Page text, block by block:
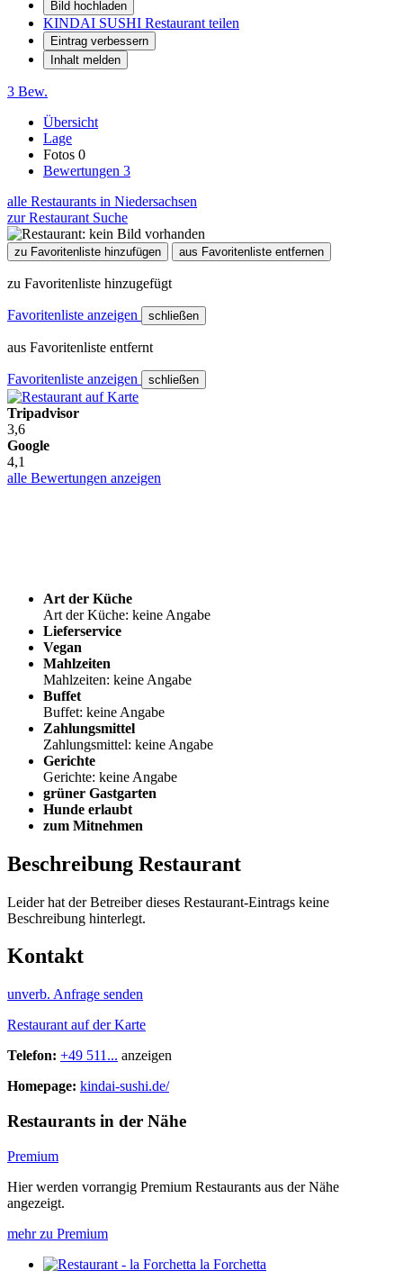
Bild hochladen
KINDAI SUSHI Restaurant teilen
Eintrag verbessern
Inhalt melden
3 Bew.
Übersicht
Lage
Fotos 0
Bewertungen 3
alle Restaurants in Niedersachsen
zur Restaurant Suche
zu Favoritenliste hinzufügen aus Favoritenliste entfernen
zu Favoritenliste hinzugefügt
Favoritenliste anzeigen schließen
aus Favoritenliste entfernt
Favoritenliste anzeigen schließen
Tripadvisor
3,6
Google
4,1
alle Bewertungen anzeigen
Art der Küche
Art der Küche: keine Angabe
Lieferservice
Vegan
Mahlzeiten
Mahlzeiten: keine Angabe
Buffet
Buffet: keine Angabe
Zahlungsmittel
Zahlungsmittel: keine Angabe
Gerichte
Gerichte: keine Angabe
grüner Gastgarten
Hunde erlaubt
zum Mitnehmen
Beschreibung Restaurant
Leider hat der Betreiber dieses Restaurant-Eintrags keine
Beschreibung hinterlegt.
Kontakt
unverb. Anfrage senden
Restaurant auf der Karte
Telefon: +49 511... anzeigen
Homepage: kindai-sushi.de/
Restaurants in der Nähe
Premium
Hier werden vorrangig Premium Restaurants aus der Nähe
angezeigt.
mehr zu Premium
la Forchetta